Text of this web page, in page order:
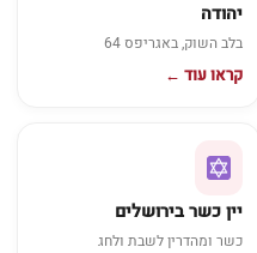
יהודה
בלב השוק, באגריפס 64
קראו עוד ←
יין כשר בירושלים
כשר ומהדרין לשבת ולחג